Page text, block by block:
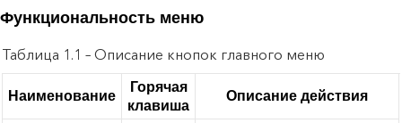
Функциональность меню
Таблица 1.1 – Описание кнопок главного меню
Наименование
Горячая
клавиша
Описание действия